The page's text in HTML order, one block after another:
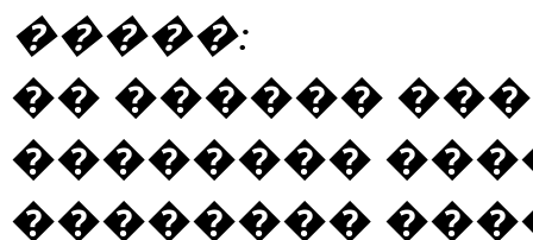
�����:
�� ������
��������
��������